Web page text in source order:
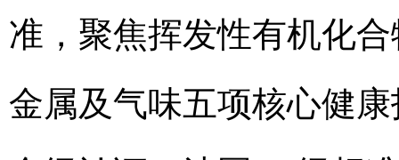
准，聚焦挥发性有机化
金属及气味五项核心健